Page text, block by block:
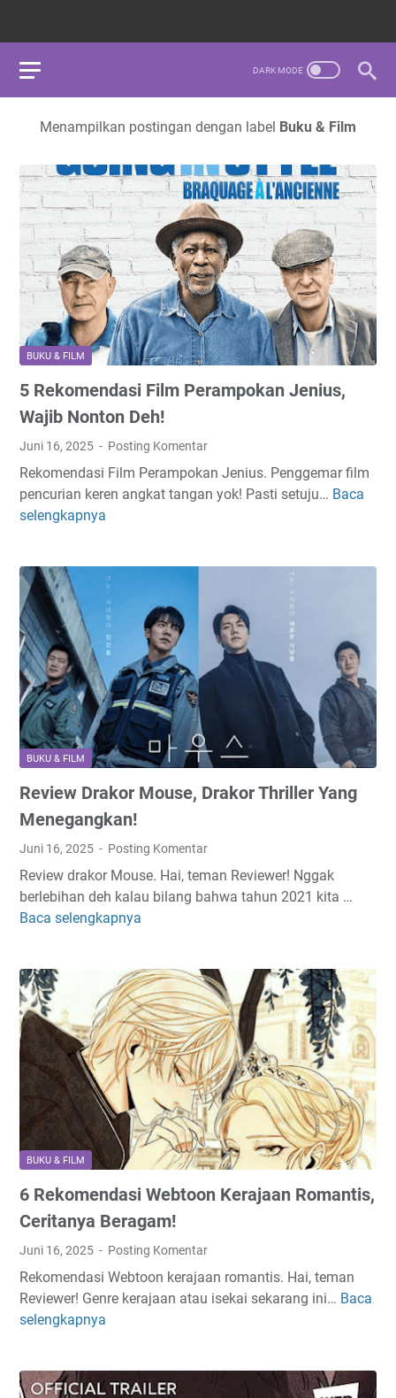
Menampilkan postingan dengan label Buku & Film
BUKU & FILM
5 Rekomendasi Film Perampokan Jenius,
Wajib Nonton Deh!
Juni 16, 2025 Posting Komentar
Rekomendasi Film Perampokan Jenius. Penggemar film
pencurian keren angkat tangan yok! Pasti setuju… Baca
selengkapnya
5
o
m
e
n
a
s
i
F
i
l
m
e
r
a
m
k
a
n
J
e
n
i
u
W
a
b
N
t
o
BUKU & FILM
Review Drakor Mouse, Drakor Thriller Yang
Menegangkan!
Juni 16, 2025 Posting Komentar
Review drakor Mouse. Hai, teman Reviewer! Nggak
berlebihan deh kalau bilang bahwa tahun 2021 kita …
Baca selengkapnya
i
e
w
D
r
o
r
M
o
u
e
,
D
o
BUKU & FILM
6 Rekomendasi Webtoon Kerajaan Romantis,
Ceritanya Beragam!
Juni 16, 2025 Posting Komentar
Rekomendasi Webtoon kerajaan romantis. Hai, teman
Reviewer! Genre kerajaan atau isekai sekarang ini… Baca
selengkapnya
6
o